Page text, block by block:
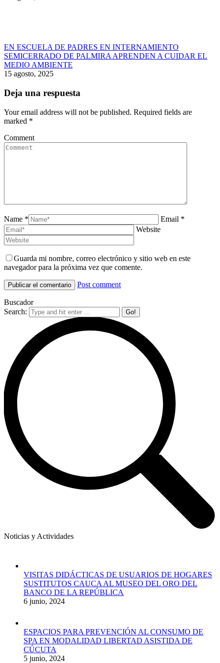
EN ESCUELA DE PADRES EN INTERNAMIENTO
SEMICERRADO DE PALMIRA APRENDEN A CUIDAR EL
MEDIO AMBIENTE
15 agosto, 2025
Deja una respuesta
Your email address will not be published. Required fields are
marked *
Comment
Name *
Email *
Website
Guarda mi nombre, correo electrónico y sitio web en este
navegador para la próxima vez que comente.
Post comment
Buscador
Search:
Noticias y Actividades
VISITAS DIDÁCTICAS DE USUARIOS DE HOGARES
SUSTITUTOS CAUCA AL MUSEO DEL ORO DEL
BANCO DE LA REPÚBLICA
6 junio, 2024
ESPACIOS PARA PREVENCIÓN AL CONSUMO DE
SPA EN MODALIDAD LIBERTAD ASISTIDA DE
CÚCUTA
5 junio, 2024